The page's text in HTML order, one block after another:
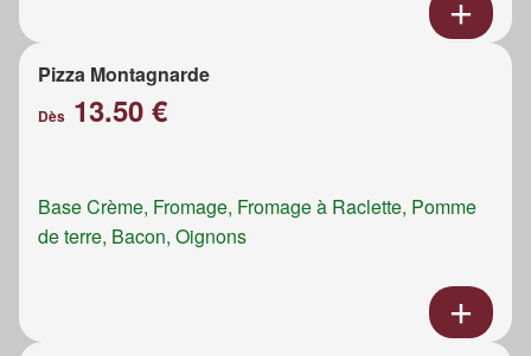
Pizza Montagnarde
Dès 13.50 €
Base Crème, Fromage, Fromage à Raclette, Pomme
de terre, Bacon, Oignons